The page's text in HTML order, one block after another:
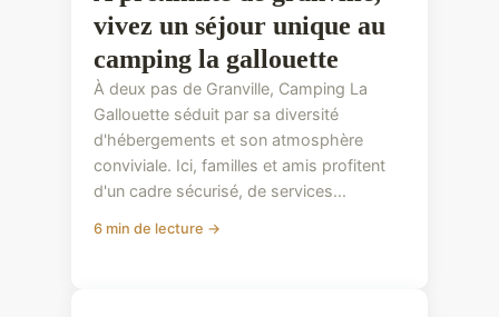
vivez un séjour unique au
camping la gallouette
À deux pas de Granville, Camping La
Gallouette séduit par sa diversité
d'hébergements et son atmosphère
conviviale. Ici, familles et amis profitent
d'un cadre sécurisé, de services...
6 min de lecture →